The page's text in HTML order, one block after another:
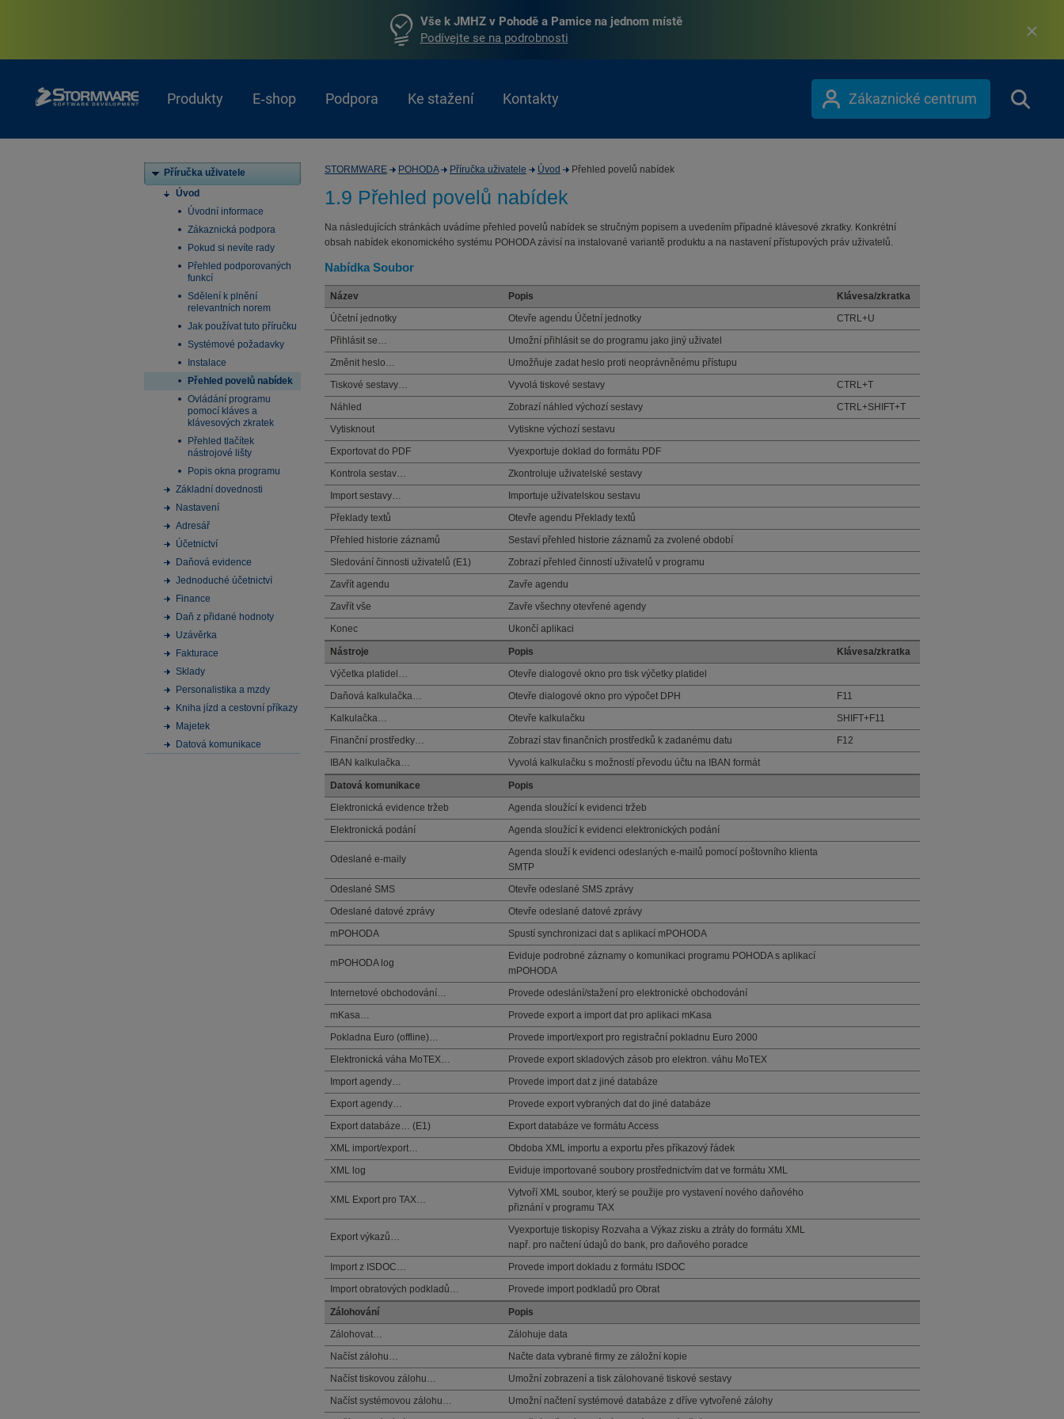
Vše k JMHZ v Pohodě a Pamice na jednom místě
Podívejte se na podrobnosti
Produkty E‑shop Podpora Ke stažení Kontakty Zákaznické centrum
Příručka uživatele
Úvod
Úvodní informace
Zákaznická podpora
Pokud si nevíte rady
Přehled podporovaných
funkcí
Sdělení k plnění
relevantních norem
Jak používat tuto příručku
Systémové požadavky
Instalace
Přehled povelů nabídek
Ovládání programu
pomocí kláves a
klávesových zkratek
Přehled tlačítek
nástrojové lišty
Popis okna programu
Základní dovednosti
Nastavení
Adresář
Účetnictví
Daňová evidence
Jednoduché účetnictví
Finance
Daň z přidané hodnoty
Uzávěrka
Fakturace
Sklady
Personalistika a mzdy
Kniha jízd a cestovní příkazy
Majetek
Datová komunikace
STORMWARE POHODA Příručka uživatele Úvod Přehled povelů nabídek
1.9 Přehled povelů nabídek
Na následujících stránkách uvádíme přehled povelů nabídek se stručným popisem a uvedením případné klávesové zkratky. Konkrétní
obsah nabídek ekonomického systému POHODA závisí na instalované variantě produktu a na nastavení přístupových práv uživatelů.
Nabídka Soubor
Název Popis
Klávesa/zkratka
Účetní jednotky
Otevře agendu Účetní jednotky
CTRL+U
Přihlásit se…
Umožní přihlásit se do programu jako jiný uživatel
Změnit heslo…
Umožňuje zadat heslo proti neoprávněnému přístupu
Tiskové sestavy…
Vyvolá tiskové sestavy
CTRL+T
Náhled
Zobrazí náhled výchozí sestavy
CTRL+SHIFT+T
Vytisknout
Vytiskne výchozí sestavu
Exportovat do PDF
Vyexportuje doklad do formátu PDF
Kontrola sestav…
Zkontroluje uživatelské sestavy
Import sestavy…
Importuje uživatelskou sestavu
Překlady textů
Otevře agendu Překlady textů
Přehled historie záznamů
Sestaví přehled historie záznamů za zvolené období
Sledování činnosti uživatelů (E1)
Zobrazí přehled činností uživatelů v programu
Zavřít agendu
Zavře agendu
Zavřít vše
Zavře všechny otevřené agendy
Konec
Ukončí aplikaci
Nástroje Popis
Klávesa/zkratka
Výčetka platidel…
Otevře dialogové okno pro tisk výčetky platidel
Daňová kalkulačka…
Otevře dialogové okno pro výpočet DPH
F11
Kalkulačka…
Otevře kalkulačku
SHIFT+F11
Finanční prostředky…
Zobrazí stav finančních prostředků k zadanému datu
F12
IBAN kalkulačka…
Vyvolá kalkulačku s možností převodu účtu na IBAN formát
Datová komunikace
Popis
Elektronická evidence tržeb
Agenda sloužící k evidenci tržeb
Elektronická podání
Agenda sloužící k evidenci elektronických podání
Odeslané e-maily
Agenda slouží k evidenci odeslaných e-mailů pomocí poštovního klienta
SMTP
Odeslané SMS
Otevře odeslané SMS zprávy
Odeslané datové zprávy
Otevře odeslané datové zprávy
mPOHODA
Spustí synchronizaci dat s aplikací mPOHODA
mPOHODA log
Eviduje podrobné záznamy o komunikaci programu POHODA s aplikací
mPOHODA
Internetové obchodování…
Provede odeslání/stažení pro elektronické obchodování
mKasa…
Provede export a import dat pro aplikaci mKasa
Pokladna Euro (offline)…
Provede import/export pro registrační pokladnu Euro 2000
Elektronická váha MoTEX…
Provede export skladových zásob pro elektron. váhu MoTEX
Import agendy…
Provede import dat z jiné databáze
Export agendy…
Provede export vybraných dat do jiné databáze
Export databáze… (E1)
Export databáze ve formátu Access
XML import/export…
Obdoba XML importu a exportu přes příkazový řádek
XML log
Eviduje importované soubory prostřednictvím dat ve formátu XML
XML Export pro TAX…
Vytvoří XML soubor, který se použije pro vystavení nového daňového
přiznání v programu TAX
Export výkazů…
Vyexportuje tiskopisy Rozvaha a Výkaz zisku a ztráty do formátu XML
např. pro načtení údajů do bank, pro daňového poradce
Import z ISDOC…
Provede import dokladu z formátu ISDOC
Import obratových podkladů…
Provede import podkladů pro Obrat
Zálohování
Popis
Zálohovat…
Zálohuje data
Načíst zálohu…
Načte data vybrané firmy ze záložní kopie
Načíst tiskovou zálohu…
Umožní zobrazení a tisk zálohované tiskové sestavy
Načíst systémovou zálohu…
Umožní načtení systémové databáze z dříve vytvořené zálohy